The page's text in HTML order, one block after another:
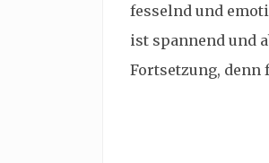
fesselnd und
ist spannend und
Fortsetzung,